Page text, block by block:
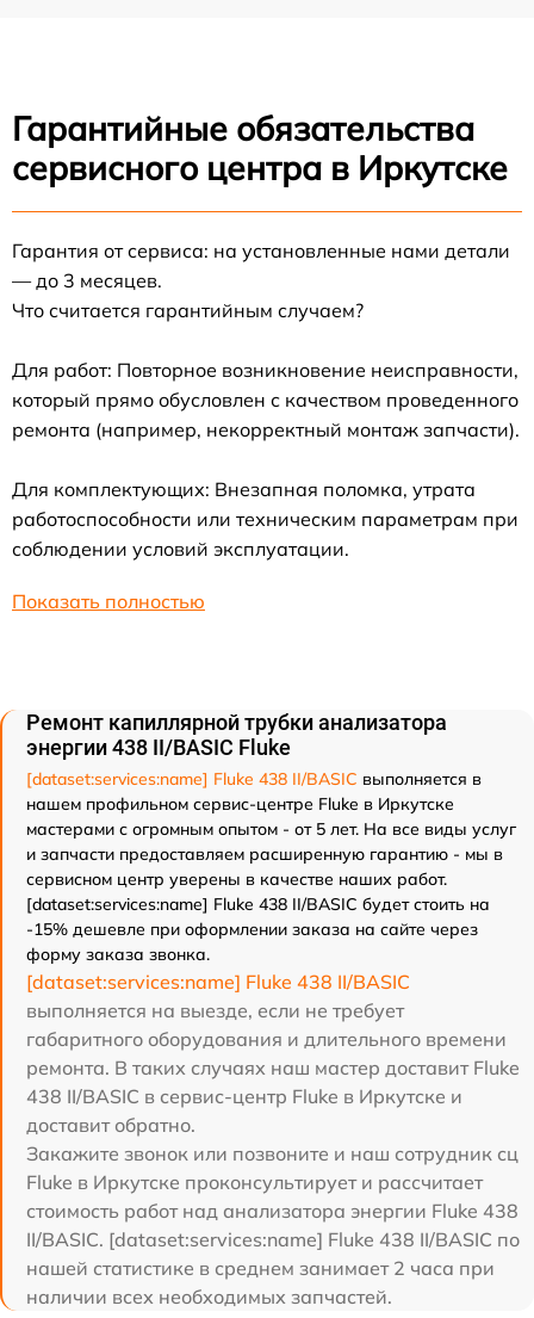
Гарантийные обязательства
сервисного центра в Иркутске
Гарантия от сервиса: на установленные нами детали
— до 3 месяцев.
Что считается гарантийным случаем?
Для работ: Повторное возникновение неисправности,
который прямо обусловлен с качеством проведенного
ремонта (например, некорректный монтаж запчасти).
Для комплектующих: Внезапная поломка, утрата
работоспособности или техническим параметрам при
соблюдении условий эксплуатации.
Показать полностью
Ремонт капиллярной трубки анализатора
энергии 438 II/BASIC Fluke
[dataset:services:name] Fluke 438 II/BASIC выполняется в
нашем профильном сервис-центре Fluke в Иркутске
мастерами с огромным опытом - от 5 лет. На все виды услуг
и запчасти предоставляем расширенную гарантию - мы в
сервисном центр уверены в качестве наших работ.
[dataset:services:name] Fluke 438 II/BASIC будет стоить на
-15% дешевле при оформлении заказа на сайте через
форму заказа звонка.
[dataset:services:name] Fluke 438 II/BASIC
выполняется на выезде, если не требует
габаритного оборудования и длительного времени
ремонта. В таких случаях наш мастер доставит Fluke
438 II/BASIC в сервис-центр Fluke в Иркутске и
доставит обратно.
Закажите звонок или позвоните и наш сотрудник сц
Fluke в Иркутске проконсультирует и рассчитает
стоимость работ над анализатора энергии Fluke 438
II/BASIC. [dataset:services:name] Fluke 438 II/BASIC по
нашей статистике в среднем занимает 2 часа при
наличии всех необходимых запчастей.